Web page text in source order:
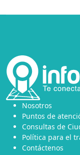
Nosotros
Puntos de
Consultas de
Política para el
Contáctenos